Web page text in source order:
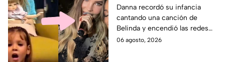
infancia cantando una
canción de Belinda y
estrena adelanto de ‘La
dolce vita’
Danna recordó su infancia
cantando una canción de
Belinda y encendió las redes
antes del estreno de su
06 agosto, 2026